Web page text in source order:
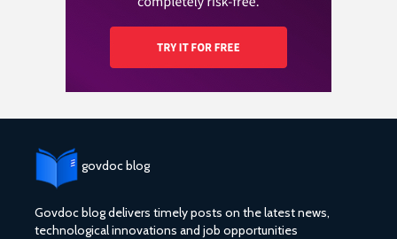
govdoc blog
Govdoc blog delivers timely posts on the latest news,
technological innovations and job opportunities